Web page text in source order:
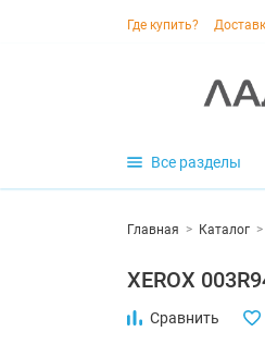
Где купить?
Все разделы
Главная > Каталог >
XEROX
Сравнить